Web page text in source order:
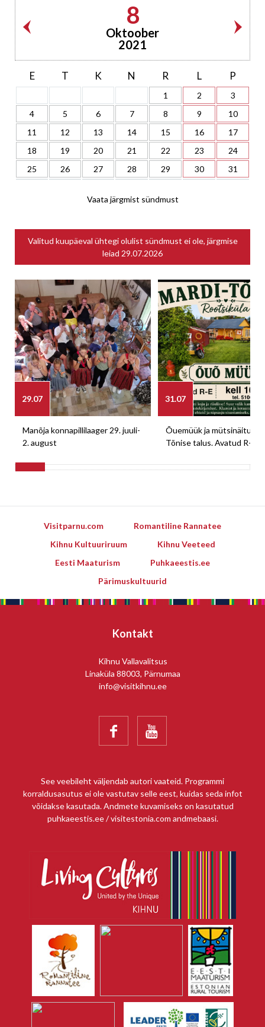
8
Oktoober
2021
E T K N R L P
1 2
3
4
5 6 7 8 9
10
11
12 13 14 15 16
17
18
19 20 21 22 23
24
25
26 27 28 29 30 31
Vaata järgmist sündmust
Valitud kuupäeval ühtegi olulist sündmust ei ole, järgmise
leiad 29.07.2026
29.07
Manõja konnapillilaager 29. juuli-
2. august
31.07
Õuemüük ja mütsinäitus
Tõnise talus. Avatud R-E
Visitparnu.com
Romantiline Rannatee
Kihnu Kultuuriruum
Kihnu Veeteed
Eesti Maaturism
Puhkaeestis.ee
Pärimuskultuurid
Kontakt
Kihnu Vallavalitsus
Linaküla 88003, Pärnumaa
info@visitkihnu.ee
 
See veebileht väljendab autori vaateid. Programmi
korraldusasutus ei ole vastutav selle eest, kuidas seda infot
võidakse kasutada. Andmete kuvamiseks on kasutatud
puhkaeestis.ee / visitestonia.com andmebaasi.